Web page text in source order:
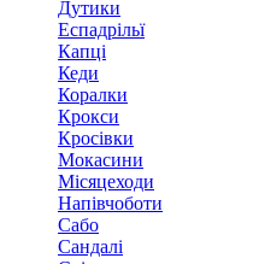
Дутики
Еспадрільї
Капці
Кеди
Коралки
Крокси
Кросівки
Мокасини
Місяцеходи
Напівчоботи
Сабо
Сандалі